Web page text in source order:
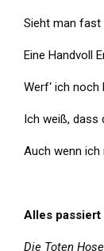
Sieht man fast
Eine Handvoll
Werf‘ ich noch
Ich weiß, dass
Auch wenn ich
Alles passiert
Die Toten